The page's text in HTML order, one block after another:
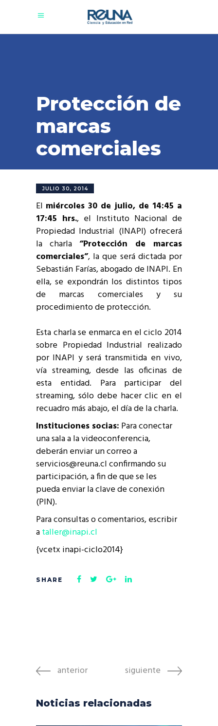
Protección de
marcas
comerciales
JULIO 30, 2014
El miércoles 30 de julio, de 14:45 a
17:45 hrs., el Instituto Nacional de
Propiedad Industrial (INAPI) ofrecerá
la charla “Protección de marcas
comerciales”, la que será dictada por
Sebastián Farías, abogado de INAPI. En
ella, se expondrán los distintos tipos
de marcas comerciales y su
procedimiento de protección.
Esta charla se enmarca en el ciclo 2014
sobre Propiedad Industrial realizado
por INAPI y será transmitida en vivo,
vía streaming, desde las oficinas de
esta entidad. Para participar del
streaming, sólo debe hacer clic en el
recuadro más abajo, el día de la charla.
Instituciones socias: Para conectar
una sala a la videoconferencia,
deberán enviar un correo a
servicios@reuna.cl confirmando su
participación, a fin de que se les
pueda enviar la clave de conexión
(PIN).
Para consultas o comentarios, escribir
ataller@inapi.cl
{vcetx inapi-ciclo2014}
anterior siguiente
Noticias relacionadas